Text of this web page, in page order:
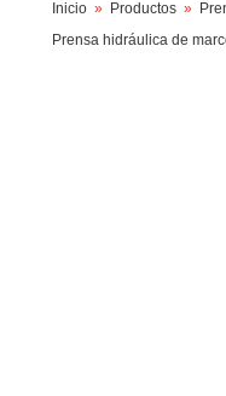
Inicio » Productos »
Prensa hidráulica de